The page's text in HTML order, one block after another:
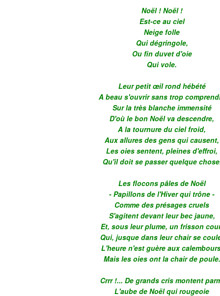
Noël ! Noël !
Est-ce au ciel
Neige folle
Qui dégringole,
Ou fin duvet d'oie
Qui vole.
Leur petit œil rond hébété
A beau s'ouvrir sans trop
Sur la très blanche immensité
D'où le bon Noël va descendre,
A la tournure du ciel froid,
Aux allures des gens qui causent,
Les oies sentent, pleines d'effroi,
Qu'il doit se passer quelque
Les flocons pâles de Noël
- Papillons de l'Hiver qui trône -
Comme des présages cruels
S'agitent devant leur bec jaune,
Et, sous leur plume, un frisson
Qui, jusque dans leur chair se
L'heure n'est guère aux
Mais les oies ont la chair de poule.
Crrr !... De grands cris montent
L'aube de Noël qui rougeoie